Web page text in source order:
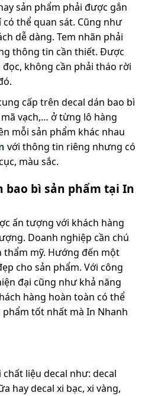
sản phẩm phải được gắn
thể quan sát. Cũng như
dễ dàng. Tem nhãn phải
thông tin cần thiết. Được
không cần phải tháo rời
cấp trên decal dán bao bì
mã vạch,… ở từng lô hàng
mỗi sản phẩm khác nhau
với thông tin riêng nhưng có
màu sắc.
bao bì sản phẩm tại In
ấn tượng với khách hàng
Doanh nghiệp cần chú
thẩm mỹ. Hướng đến một
cho sản phẩm. Với công
đại cũng như khả năng
hàng hoàn toàn có thể
tốt nhất mà In Nhanh
liệu decal như: decal
hay decal xi bạc, xi vàng,